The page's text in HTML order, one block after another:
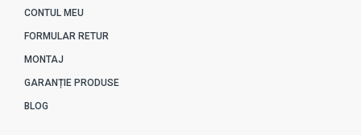
CONTUL MEU
FORMULAR RETUR
MONTAJ
GARANȚIE PRODUSE
BLOG